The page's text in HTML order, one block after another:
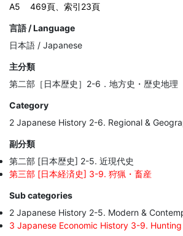
A5
469頁、索引23頁
言語 / Language
日本語 / Japanese
主分類
第二部［日本歴史］2-6．地方史・歴史地理
Category
2 Japanese History 2-6. Regional &
副分類
第二部 [日本歴史] 2-5. 近現代史
第三部 [日本経済史] 3-9. 狩猟・畜産
Sub categories
2 Japanese History 2-5. Modern &
3 Japanese Economic History 3-9.